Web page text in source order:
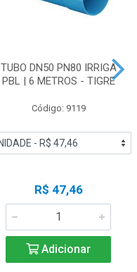
TUBO DN50 PN80 IRRIGA
PBL | 6 METROS - TIGRE
Código: 9119
R$ 47,46
Adicionar